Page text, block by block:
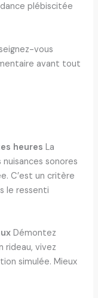
plébiscitée
vous
avant tout
heures La
sonores
C’est un critère
le ressenti
Démontez
rideau, vivez
simulée. Mieux